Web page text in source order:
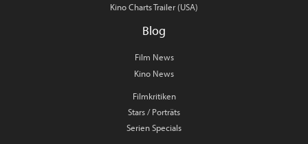
Kino Charts Trailer (USA)
Blog
Film News
Kino News
Filmkritiken
Stars / Porträts
Serien Specials